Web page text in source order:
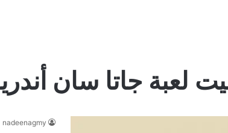
لعبة جاتا سان
nadeenagmy